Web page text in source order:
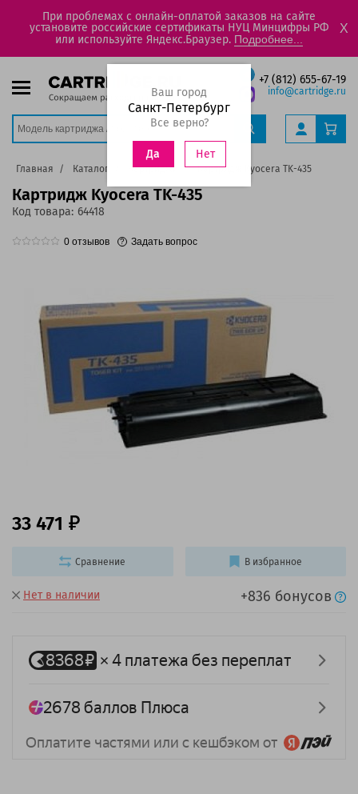
При проблемах с онлайн-оплатой заказов на сайте
установите российские сертификаты НУЦ Минцифры РФ
или используйте Яндекс.Браузер. Подробнее...
X
+7 (812) 655-67-19
info@cartridge.ru
Ваш город
Санкт-Петербург
Все верно?
Да Нет
Главная Каталог Картриджи Картридж Kyocera TK-435
Картридж Kyocera TK-435
Код товара: 64418
0 отзывов Задать вопрос
Нет в наличии +836 бонусов
33 471
Сравнение В избранное